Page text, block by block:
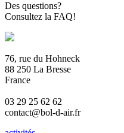
Des questions?
Consultez la FAQ!
76, rue du Hohneck
88 250 La Bresse
France
03 29 25 62 62
contact@bol-d-air.fr